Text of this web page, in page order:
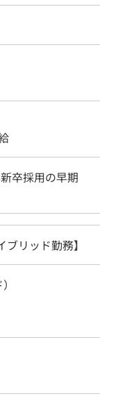
卒採用の早期
リッド勤務】